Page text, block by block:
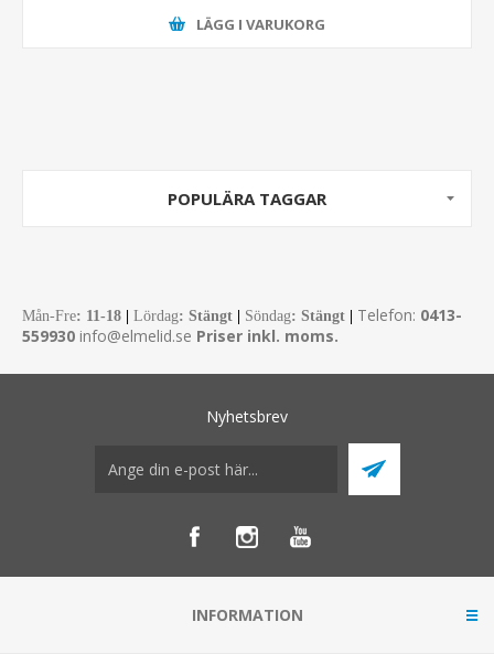
LÄGG I VARUKORG
POPULÄRA TAGGAR
Mån-Fre: 11-18 Lördag: Stängt Söndag: Stängt Telefon: 0413-
559930 info@elmelid.se Priser inkl. moms.
Nyhetsbrev
INFORMATION